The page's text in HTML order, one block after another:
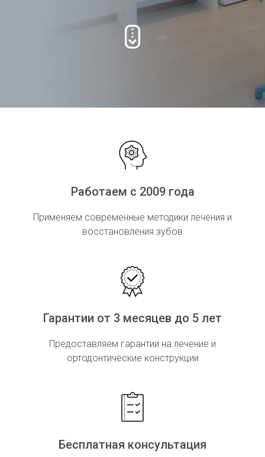
Работаем с 2009 года
Применяем современные методики лечения и
восстановления зубов
Гарантии от 3 месяцев до 5 лет
Предоставляем гарантии на лечение и
ортодонтические конструкции
Бесплатная консультация